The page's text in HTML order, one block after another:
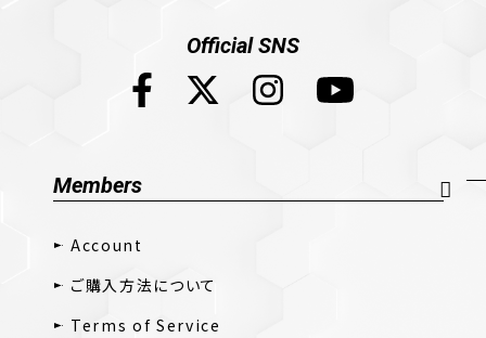
Official SNS
Members
Account
ご購入方法について
Terms of Service